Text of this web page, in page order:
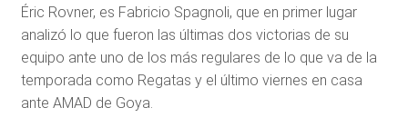
Éric Rovner, es Fabricio Spagnoli, que en primer lugar
analizó lo que fueron las últimas dos victorias de su
equipo ante uno de los más regulares de lo que va de la
temporada como Regatas y el último viernes en casa
ante AMAD de Goya.